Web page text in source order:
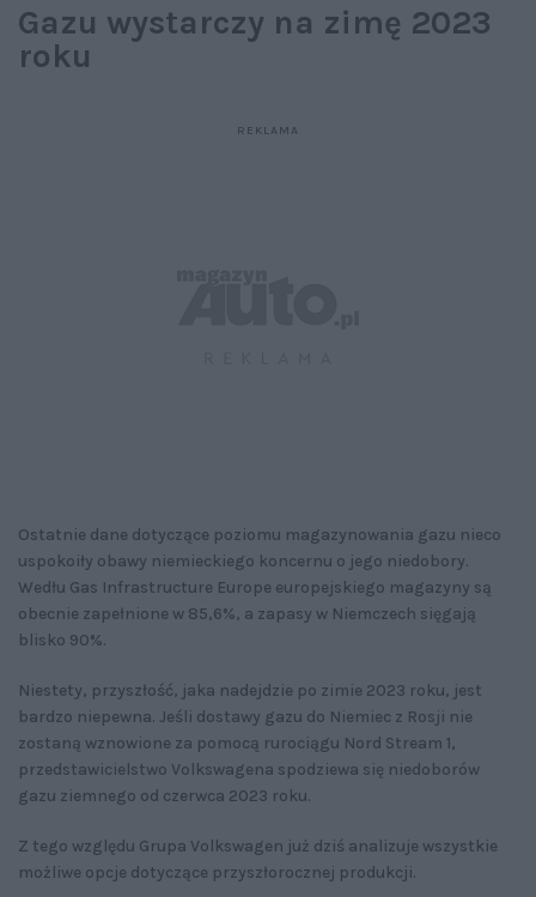
Gazu wystarczy na zimę 2023
roku
Ostatnie dane dotyczące poziomu magazynowania gazu nieco
uspokoiły obawy niemieckiego koncernu o jego niedobory.
Wedłu Gas Infrastructure Europe europejskiego magazyny są
obecnie zapełnione w 85,6%, a zapasy w Niemczech sięgają
blisko 90%.
Niestety, przyszłość, jaka nadejdzie po zimie 2023 roku, jest
bardzo niepewna. Jeśli dostawy gazu do Niemiec z Rosji nie
zostaną wznowione za pomocą rurociągu Nord Stream 1,
przedstawicielstwo Volkswagena spodziewa się niedoborów
gazu ziemnego od czerwca 2023 roku.
Z tego względu Grupa Volkswagen już dziś analizuje wszystkie
możliwe opcje dotyczące przyszłorocznej produkcji.